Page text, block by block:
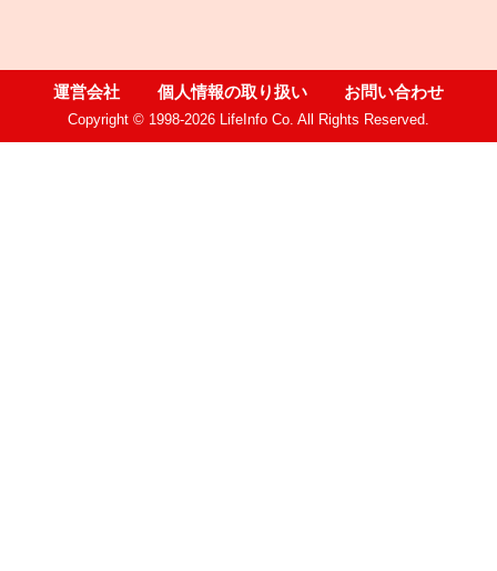
運営会社 個人情報の取り扱い お問い合わせ
Copyright © 1998-2026 LifeInfo Co. All Rights Reserved.